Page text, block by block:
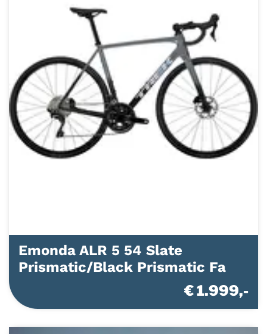
Emonda ALR 5 54 Slate
Prismatic/Black Prismatic Fa
€ 1.999,-